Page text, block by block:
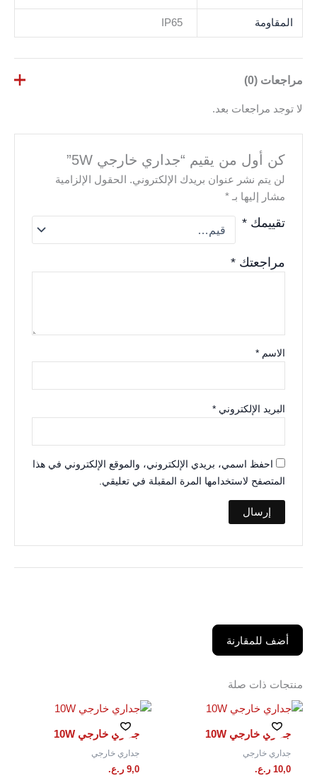
المقاومة IP65
مراجعات (0)
لا توجد مراجعات بعد.
كن أول من يقيم “جداري خارجي 5W”
لن يتم نشر عنوان بريدك الإلكتروني.
الحقول الإلزامية
مشار إليها بـ*
تقييمك*
مراجعتك*
الاسم*
البريد الإلكتروني*
احفظ اسمي، بريدي الإلكتروني، والموقع الإلكتروني في هذا
المتصفح لاستخدامها المرة المقبلة في تعليقي.
أضف للمقارنة
منتجات ذات صلة
جداري خارجي 10W
جداري خارجي
10,0 ر.ع.
جداري خارجي 10W
جداري خارجي
9,0 ر.ع.